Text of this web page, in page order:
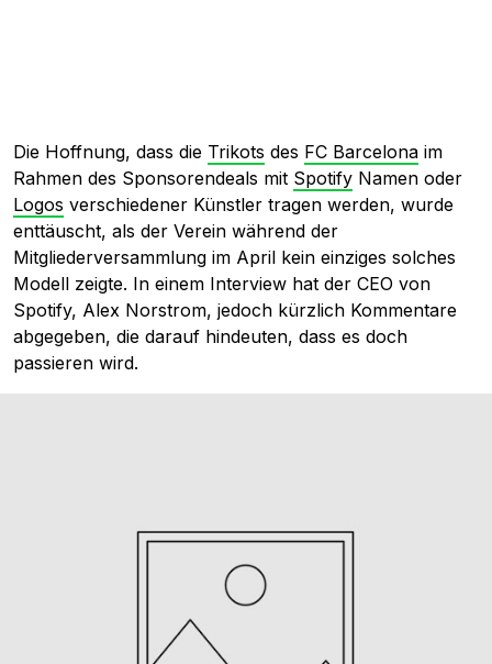
Die Hoffnung, dass die Trikots des FC Barcelona im
Rahmen des Sponsorendeals mit Spotify Namen oder
Logos verschiedener Künstler tragen werden, wurde
enttäuscht, als der Verein während der
Mitgliederversammlung im April kein einziges solches
Modell zeigte. In einem Interview hat der CEO von
Spotify, Alex Norstrom, jedoch kürzlich Kommentare
abgegeben, die darauf hindeuten, dass es doch
passieren wird.